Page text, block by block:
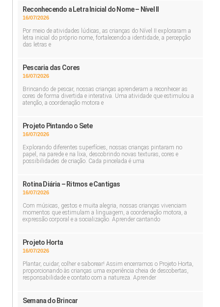
Reconhecendo a Letra Inicial do Nome – Nível II
16/07/2026
Por meio de atividades lúdicas, as crianças do Nível II exploraram a
letra inicial do próprio nome, fortalecendo a identidade, a percepção
das letras e
Pescaria das Cores
16/07/2026
Brincando de pescar, nossas crianças aprenderam a reconhecer as
cores de forma divertida e interativa. Uma atividade que estimulou a
atenção, a coordenação motora e
Projeto Pintando o Sete
16/07/2026
Explorando diferentes superfícies, nossas crianças pintaram no
papel, na parede e na lixa, descobrindo novas texturas, cores e
possibilidades de criação. Cada pincelada é uma
Rotina Diária – Ritmos e Cantigas
16/07/2026
Com músicas, gestos e muita alegria, nossas crianças vivenciam
momentos que estimulam a linguagem, a coordenação motora, a
expressão corporal e a socialização. Aprender cantando
Projeto Horta
16/07/2026
Plantar, cuidar, colher e saborear! Assim encerramos o Projeto Horta,
proporcionando às crianças uma experiência cheia de descobertas,
responsabilidade e contato com a natureza. Aprender
Semana do Brincar